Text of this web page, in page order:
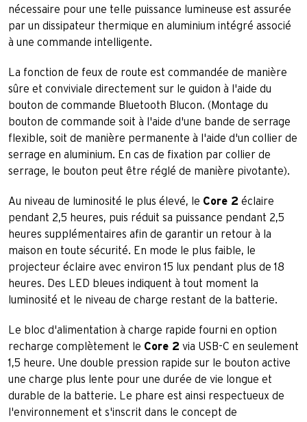
nécessaire pour une telle puissance lumineuse est assurée
par un dissipateur thermique en aluminium intégré associé
à une commande intelligente.
La fonction de feux de route est commandée de manière
sûre et conviviale directement sur le guidon à l'aide du
bouton de commande Bluetooth Blucon. (Montage du
bouton de commande soit à l'aide d'une bande de serrage
flexible, soit de manière permanente à l'aide d'un collier de
serrage en aluminium. En cas de fixation par collier de
serrage, le bouton peut être réglé de manière pivotante).
Au niveau de luminosité le plus élevé, le Core 2 éclaire
pendant 2,5 heures, puis réduit sa puissance pendant 2,5
heures supplémentaires afin de garantir un retour à la
maison en toute sécurité. En mode le plus faible, le
projecteur éclaire avec environ 15 lux pendant plus de 18
heures. Des LED bleues indiquent à tout moment la
luminosité et le niveau de charge restant de la batterie.
Le bloc d'alimentation à charge rapide fourni en option
recharge complètement le Core 2 via USB-C en seulement
1,5 heure. Une double pression rapide sur le bouton active
une charge plus lente pour une durée de vie longue et
durable de la batterie. Le phare est ainsi respectueux de
l'environnement et s'inscrit dans le concept de